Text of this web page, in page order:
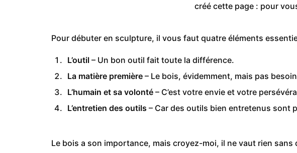
créé cette page : pour
Pour débuter en sculpture, il vous faut quatre éléments
L’outil – Un bon outil fait toute la différence.
La matière première – Le bois, évidemment, mais pas
L’humain et sa volonté – C’est votre envie et votre
L’entretien des outils – Car des outils bien entretenus sont
Le bois a son importance, mais croyez-moi, il ne vaut rien